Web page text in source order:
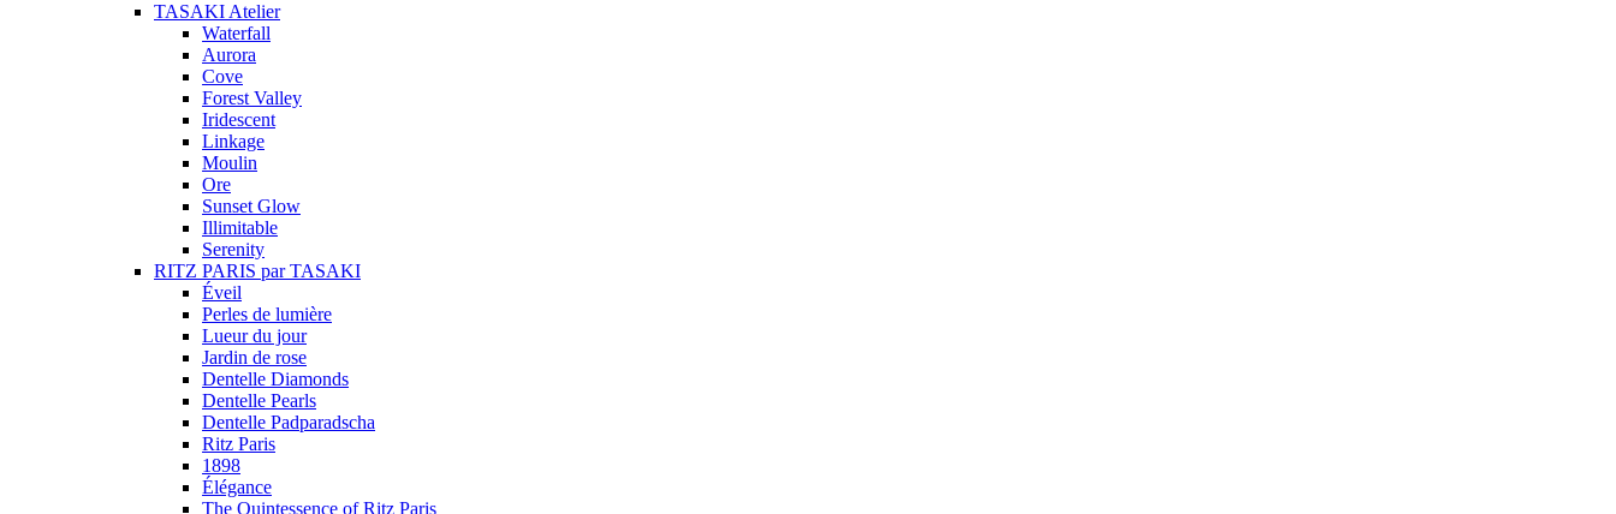
TASAKI Atelier
Waterfall
Aurora
Cove
Forest Valley
Iridescent
Linkage
Moulin
Ore
Sunset Glow
Illimitable
Serenity
RITZ PARIS par TASAKI
Éveil
Perles de lumière
Lueur du jour
Jardin de rose
Dentelle Diamonds
Dentelle Pearls
Dentelle Padparadscha
Ritz Paris
1898
Élégance
The Quintessence of Ritz Paris